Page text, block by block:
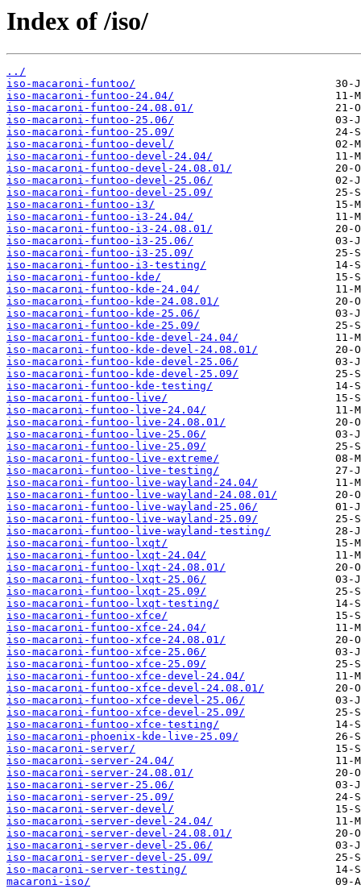
Index of /iso/
../
iso-macaroni-funtoo/
iso-macaroni-funtoo-24.04/
iso-macaroni-funtoo-24.08.01/
iso-macaroni-funtoo-25.06/
iso-macaroni-funtoo-25.09/
iso-macaroni-funtoo-devel/
iso-macaroni-funtoo-devel-24.04/
iso-macaroni-funtoo-devel-24.08.01/
iso-macaroni-funtoo-devel-25.06/
iso-macaroni-funtoo-devel-25.09/
iso-macaroni-funtoo-i3/
iso-macaroni-funtoo-i3-24.04/
iso-macaroni-funtoo-i3-24.08.01/
iso-macaroni-funtoo-i3-25.06/
iso-macaroni-funtoo-i3-25.09/
iso-macaroni-funtoo-i3-testing/
iso-macaroni-funtoo-kde/
iso-macaroni-funtoo-kde-24.04/
iso-macaroni-funtoo-kde-24.08.01/
iso-macaroni-funtoo-kde-25.06/
iso-macaroni-funtoo-kde-25.09/
iso-macaroni-funtoo-kde-devel-24.04/
iso-macaroni-funtoo-kde-devel-24.08.01/
iso-macaroni-funtoo-kde-devel-25.06/
iso-macaroni-funtoo-kde-devel-25.09/
iso-macaroni-funtoo-kde-testing/
iso-macaroni-funtoo-live/
iso-macaroni-funtoo-live-24.04/
iso-macaroni-funtoo-live-24.08.01/
iso-macaroni-funtoo-live-25.06/
iso-macaroni-funtoo-live-25.09/
iso-macaroni-funtoo-live-extreme/
iso-macaroni-funtoo-live-testing/
iso-macaroni-funtoo-live-wayland-24.04/
iso-macaroni-funtoo-live-wayland-24.08.01/
iso-macaroni-funtoo-live-wayland-25.06/
iso-macaroni-funtoo-live-wayland-25.09/
iso-macaroni-funtoo-live-wayland-testing/
iso-macaroni-funtoo-lxqt/
iso-macaroni-funtoo-lxqt-24.04/
iso-macaroni-funtoo-lxqt-24.08.01/
iso-macaroni-funtoo-lxqt-25.06/
iso-macaroni-funtoo-lxqt-25.09/
iso-macaroni-funtoo-lxqt-testing/
iso-macaroni-funtoo-xfce/
iso-macaroni-funtoo-xfce-24.04/
iso-macaroni-funtoo-xfce-24.08.01/
iso-macaroni-funtoo-xfce-25.06/
iso-macaroni-funtoo-xfce-25.09/
iso-macaroni-funtoo-xfce-devel-24.04/
iso-macaroni-funtoo-xfce-devel-24.08.01/
iso-macaroni-funtoo-xfce-devel-25.06/
iso-macaroni-funtoo-xfce-devel-25.09/
iso-macaroni-funtoo-xfce-testing/
iso-macaroni-phoenix-kde-live-25.09/
iso-macaroni-server/
iso-macaroni-server-24.04/
iso-macaroni-server-24.08.01/
iso-macaroni-server-25.06/
iso-macaroni-server-25.09/
iso-macaroni-server-devel/
iso-macaroni-server-devel-24.04/
iso-macaroni-server-devel-24.08.01/
iso-macaroni-server-devel-25.06/
iso-macaroni-server-devel-25.09/
iso-macaroni-server-testing/
macaroni-iso/